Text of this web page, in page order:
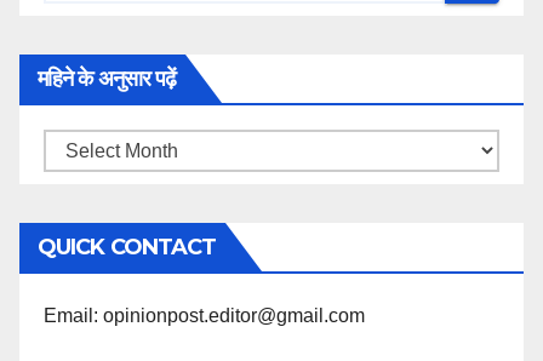
महिने के अनुसार पढ़ें
महिने
अनुसार
पढ़ें
QUICK CONTACT
Email: opinionpost.editor@gmail.com